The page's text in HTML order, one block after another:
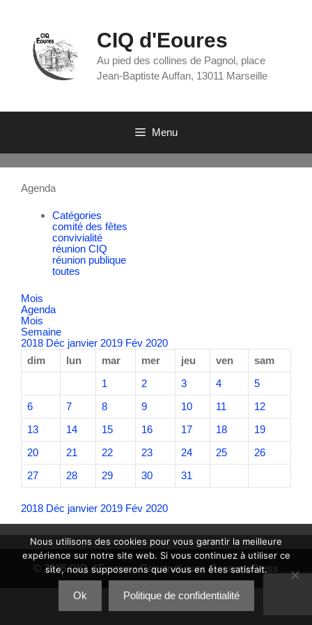
CIQ d'Eoures
Au pied des collines de Pagnol, place
Jean-Baptiste Auffan, 13011 Marseille
Menu
Agenda
Catégories
comité des fêtes
convivialité
réunion CIQ
réunion publique
toutes
Mois
Agenda
Mois
Semaine
2018 Déc janvier 2019 Fév 2020
dim
lun mar mer jeu ven
sam
1
2 3 4
5
6
7 8 9 10 11
12
13
14 15 16 17 18
19
20
21 22 23 24 25
26
27
28 29 30 31
2018 Déc janvier 2019 Fév 2020
© 2026 CIQ d'Eoures• Construit avecGeneratePress
Nous utilisons des cookies pour vous garantir la meilleure
expérience sur notre site web. Si vous continuez à utiliser ce
site, nous supposerons que vous en êtes satisfait.
Ok Politique de confidentialité